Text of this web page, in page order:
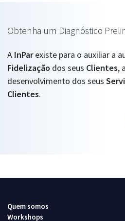
Obtenha um Diagnóstico
A InParexiste para o auxiliar a
Fidelização dos seus Clientes,
desenvolvimento dos seus
Clientes.
Quem somos
Workshops